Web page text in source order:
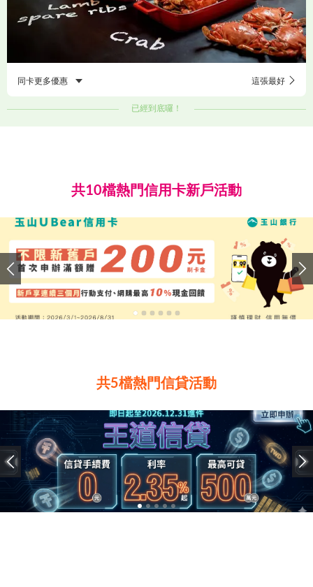
同卡更多優惠 這張最好
已經到底囉！
共10檔熱門信用卡新戶活動
共5檔熱門信貸活動